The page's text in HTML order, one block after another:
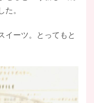
た。
イーツ。とってもと